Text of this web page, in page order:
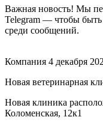
Важная новость! Мы
Telegram — чтобы быть
среди сообщений.
Компания 4 декабря
Новая ветеринарная
Новая клиника
Коломенская, 12к1